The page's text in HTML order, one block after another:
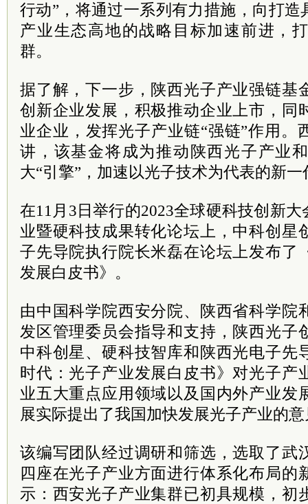
行动”，将通过一系列有力措施，向打
产业生态高地的战略目标加速前进，
群。
据了解，下一步，陕西光子产业强链基
创新企业发展，积极推动企业上市，同
业企业，发挥光子产业链“强链”作用。
讲，该基金将成为推动陕西光子产业
大“引擎”，加速以光子技术为代表的新
在11月3日举行的2023全球硬科技创新
业暨硬科技成果转化论坛上，中科创星
子先导院执行院长米磊在论坛上发布了
发展白皮书》。
由中国科学院西安分院、陕西省科学院
发区管理委员会指导和支持，陕西光子
中科创星、硬科技智库和陕西光电子先
时代：光子产业发展白皮书》对光子产
业五大重点应用领域以及国内外产业发
展实际提出了我国加快发展光子产业的
该编写团队经过调研和筛选，选取了武
四座在光子产业方面进行体系化布局的
示：西安光子产业集群已初具规模，初